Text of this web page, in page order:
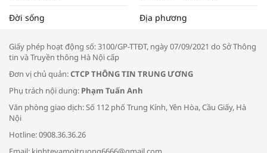
Tọa đàm “Xúc tiến thương mại: Khơi
Bác sĩ tư vấn cách phòng tránh bệnh
đường hô hấp trong thời tiết giao mùa
Đời sống Địa phương
Giấy phép hoạt động số: 3100/GP-TTĐT, ngày 07/09/2021 do Sở Thông
tin và Truyền thông Hà Nội cấp
Đơn vị chủ quản:CTCP THÔNG TIN TRUNG ƯƠNG
Phụ trách nội dung: Phạm Tuấn Anh
Văn phòng giao dịch: Số 112 phố Trung Kính, Yên Hòa, Cầu Giấy, Hà
Nội
Hotline: 0908.36.36.26